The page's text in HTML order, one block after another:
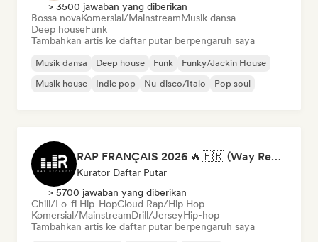
> 3500 jawaban yang diberikan
Bossa novaKomersial/MainstreamMusik dansa
Deep houseFunk
Tambahkan artis ke daftar putar berpengaruh saya
Musik dansa Deep house Funk
Funky/Jackin House
Musik house
Indie pop Nu-disco/Italo Pop soul
RAP FRANÇAIS 2026 🔥🇫🇷 (Way Records)
Kurator Daftar Putar
> 5700 jawaban yang diberikan
Chill/Lo-fi Hip-HopCloud Rap/Hip Hop
Komersial/MainstreamDrill/JerseyHip-hop
Tambahkan artis ke daftar putar berpengaruh saya